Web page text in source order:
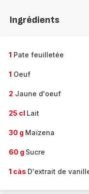
gamme
Ingrédients
1 Pate feuilletée
1 Oeuf
2 Jaune d'oeuf
25 cl Lait
30 g Maïzena
60 g Sucre
1 càs D'extrait de